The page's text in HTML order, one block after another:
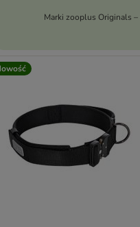
Marki zooplus Originals